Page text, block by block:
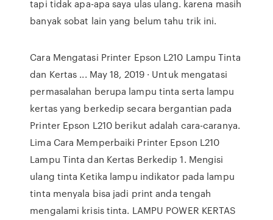
tapi tidak apa-apa saya ulas ulang. karena masih
banyak sobat lain yang belum tahu trik ini.
Cara Mengatasi Printer Epson L210 Lampu Tinta
dan Kertas ... May 18, 2019 · Untuk mengatasi
permasalahan berupa lampu tinta serta lampu
kertas yang berkedip secara bergantian pada
Printer Epson L210 berikut adalah cara-caranya.
Lima Cara Memperbaiki Printer Epson L210
Lampu Tinta dan Kertas Berkedip 1. Mengisi
ulang tinta Ketika lampu indikator pada lampu
tinta menyala bisa jadi print anda tengah
mengalami krisis tinta. LAMPU POWER KERTAS